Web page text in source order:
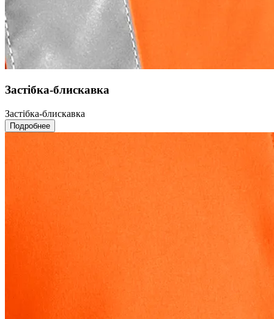
Застібка-блискавка
Застібка-блискавка
Подробнее